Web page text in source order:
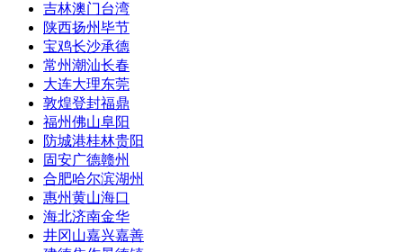
吉林澳门台湾
陕西扬州毕节
宝鸡长沙承德
常州潮汕长春
大连大理东莞
敦煌登封福鼎
福州佛山阜阳
防城港桂林贵阳
固安广德赣州
合肥哈尔滨湖州
惠州黄山海口
海北济南金华
井冈山嘉兴嘉善